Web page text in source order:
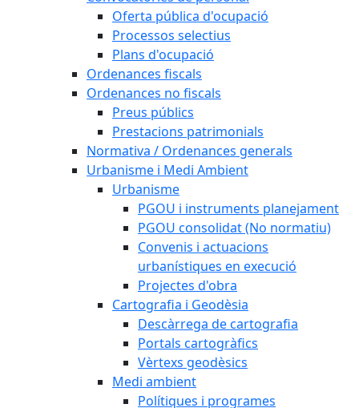
Oferta pública d'ocupació
Processos selectius
Plans d'ocupació
Ordenances fiscals
Ordenances no fiscals
Preus públics
Prestacions patrimonials
Normativa / Ordenances generals
Urbanisme i Medi Ambient
Urbanisme
PGOU i instruments planejament
PGOU consolidat (No normatiu)
Convenis i actuacions
urbanístiques en execució
Projectes d'obra
Cartografia i Geodèsia
Descàrrega de cartografia
Portals cartogràfics
Vèrtexs geodèsics
Medi ambient
Polítiques i programes